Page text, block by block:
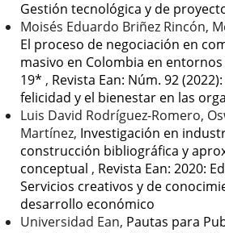
Gestión tecnológica y de
Moisés Eduardo Briñez Rincón,
El proceso de negociación en
masivo en Colombia en entornos
19* , Revista Ean: Núm. 92
felicidad y el bienestar en las
Luis David Rodríguez-Romero,
Martínez, Investigación en
construcción bibliográfica y
conceptual , Revista Ean: 2020:
Servicios creativos y de
desarrollo económico
Universidad Ean, Pautas para